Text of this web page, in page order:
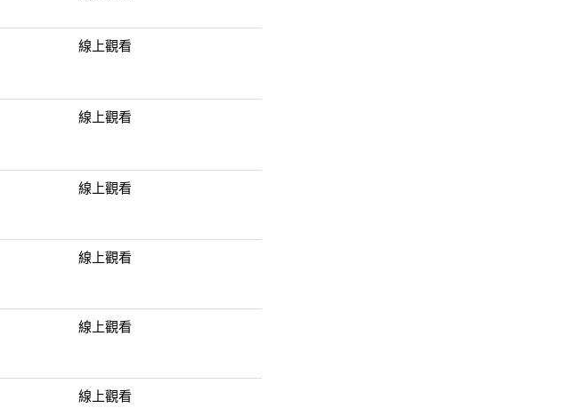
線上觀看
線上觀看
線上觀看
線上觀看
線上觀看
線上觀看